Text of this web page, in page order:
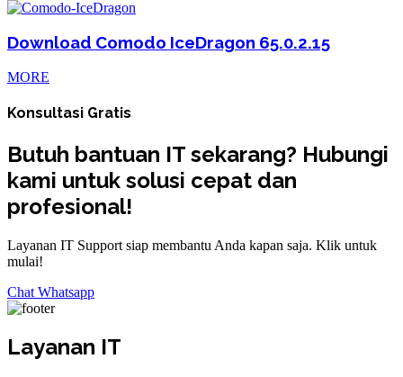
Download Comodo IceDragon 65.0.2.15
MORE
Konsultasi Gratis
Butuh bantuan IT sekarang? Hubungi
kami untuk solusi cepat dan
profesional!
Layanan IT Support siap membantu Anda kapan saja. Klik untuk
mulai!
Chat Whatsapp
Layanan IT